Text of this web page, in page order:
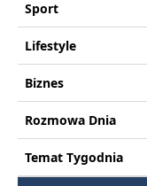
Sport
Lifestyle
Biznes
Rozmowa Dnia
Temat Tygodnia